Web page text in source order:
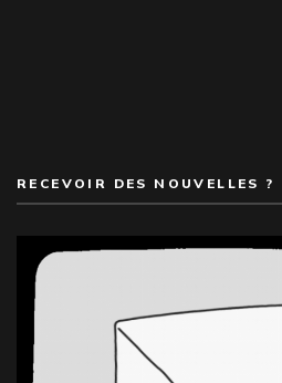
RECEVOIR DES NOUVELLES ?